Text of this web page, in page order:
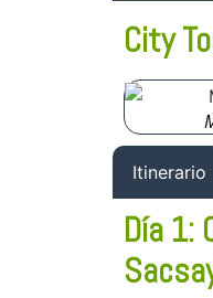
2.
3.
4.
5.
City
Itinerario
Día 1: